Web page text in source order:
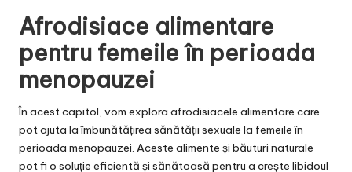
Afrodisiace alimentare
pentru femeile în perioada
menopauzei
În acest capitol, vom explora afrodisiacele alimentare care
pot ajuta la îmbunătățirea sănătății sexuale la femeile în
perioada menopauzei. Aceste alimente și băuturi naturale
pot fi o soluție eficientă și sănătoasă pentru a crește libidoul